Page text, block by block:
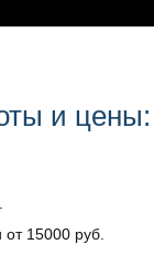
и цены:
15000 руб.